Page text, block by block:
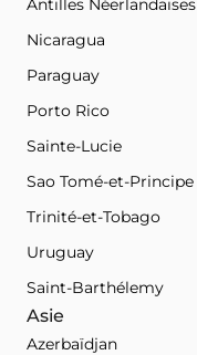
Nicaragua
Paraguay
Porto Rico
Sainte-Lucie
Sao Tomé-et-Principe
Trinité-et-Tobago
Uruguay
Saint-Barthélemy
Asie
Azerbaïdjan